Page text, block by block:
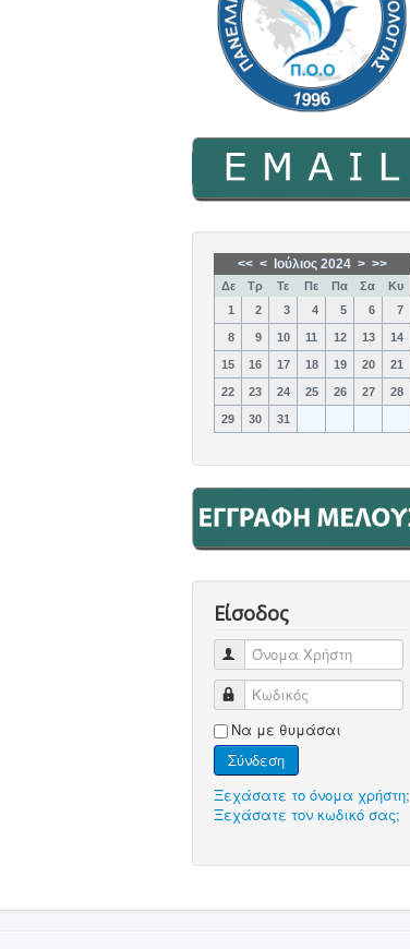
<< < Ιούλιος 2024 > >>
Δε Τρ Τε Πε Πα Σα
Κυ
1
2 3 4 5 6 7
8 9 10 11 12 13 14
15 16 17 18 19 20 21
22 23 24 25 26 27 28
29 30 31
Είσοδος
Όνομα Χρήστη
Κωδικός
Να με θυμάσαι
Σύνδεση
Ξεχάσατε το όνομα χρήστη;
Ξεχάσατε τον κωδικό σας;